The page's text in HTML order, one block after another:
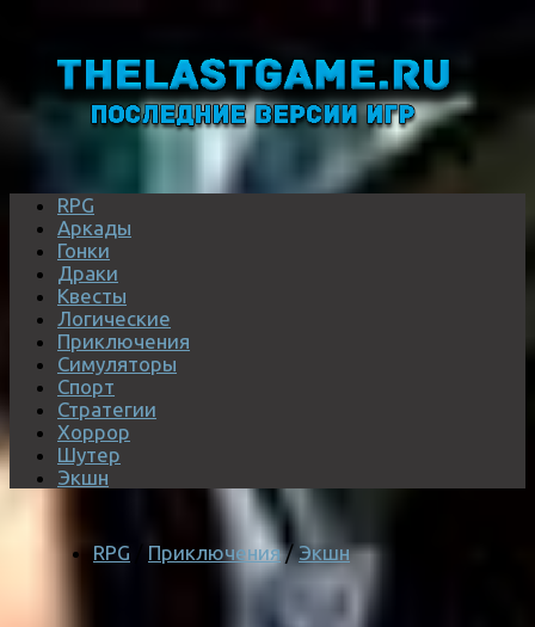
RPG
Аркады
Гонки
Драки
Квесты
Логические
Приключения
Симуляторы
Спорт
Стратегии
Хоррор
Шутер
Экшн
RPG Приключения / Экшн